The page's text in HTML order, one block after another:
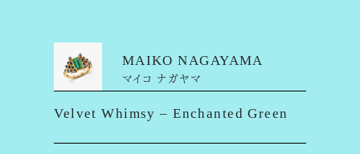
MAIKO NAGAYAMA
マイコ ナガヤマ
Velvet Whimsy – Enchanted Green